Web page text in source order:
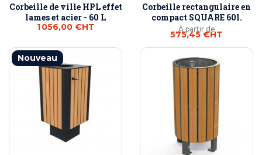
Corbeille de ville HPL effet
lames et acier - 60 L
1 056,00 €HT
Corbeille rectangulaire en
compact SQUARE 60l.
À partir de
575,45 €HT
Nouveau